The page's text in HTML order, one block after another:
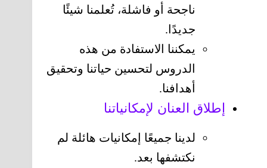
ناجحة أو فاشلة، تُعلمنا شيئًا
جديدًا.
يمكننا الاستفادة من هذه
الدروس لتحسين حياتنا وتحقيق
أهدافنا.
إطلاق العنان لإمكانياتنا
لدينا جميعًا إمكانيات هائلة لم
نكتشفها بعد.